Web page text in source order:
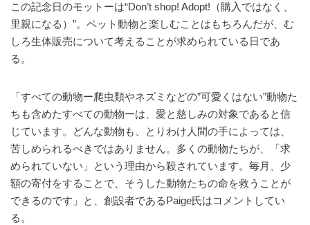
この記念日のモットーは“Don’t shop! Adopt!（購入ではなく、
里親になる）”。ペット動物と楽しむことはもちろんだが、む
しろ生体販売について考えることが求められている日であ
る。
「すべての動物ー爬虫類やネズミなどの”可愛くはない”動物た
ちも含めたすべての動物ーは、愛と慈しみの対象であると信
じています。どんな動物も、とりわけ人間の手によっては、
苦しめられるべきではありません。多くの動物たちが、「求
められていない」という理由から殺されています。毎月、少
額の寄付をすることで、そうした動物たちの命を救うことが
できるのです」と、創設者であるPaige氏はコメントしてい
る。